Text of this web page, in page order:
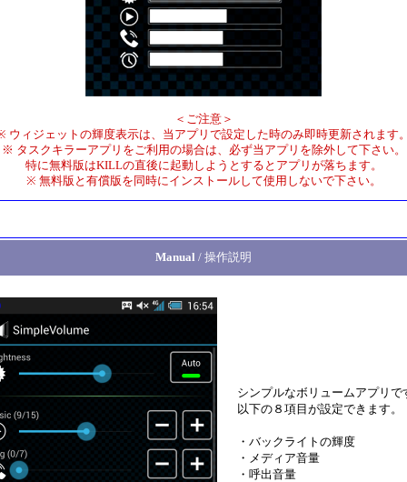
＜ご注意＞
ウィジェットの輝度表示は、当アプリで設定した時のみ即時更新されます
※ タスクキラーアプリをご利用の場合は、必ず当アプリを除外して下さい。
特に無料版はKILLの直後に起動しようとするとアプリが落ちます。
※ 無料版と有償版を同時にインストールして使用しないで下さい。
Manual / 操作説明
シンプルなボリュームアプリで
以下の８項目が設定できます。
・バックライトの輝度
・メディア音量
・呼出音量